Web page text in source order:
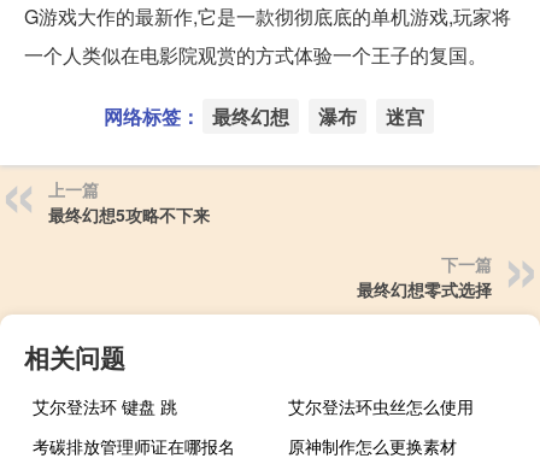
G游戏大作的最新作,它是一款彻彻底底的单机游戏,玩家将
一个人类似在电影院观赏的方式体验一个王子的复国。
网络标签： 最终幻想 瀑布 迷宫
上一篇
最终幻想5攻略不下来
下一篇
最终幻想零式选择
相关问题
艾尔登法环 键盘 跳
艾尔登法环虫丝怎么使用
考碳排放管理师证在哪报名
原神制作怎么更换素材